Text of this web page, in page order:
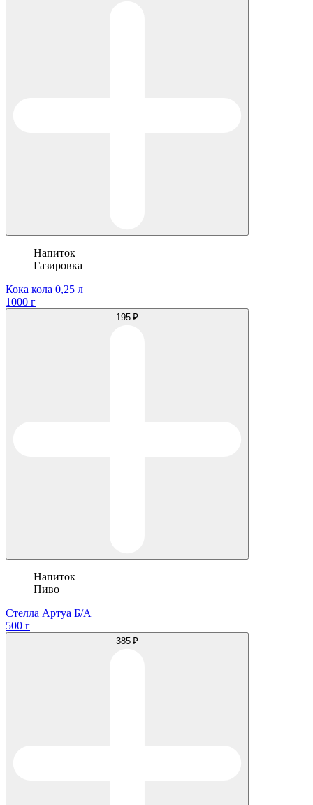
Напиток
Газировка
Кока кола 0,25 л
1000 г
195 ₽
Напиток
Пиво
Стелла Артуа Б/А
500 г
385 ₽